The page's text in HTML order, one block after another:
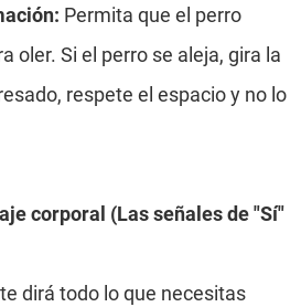
Permita que el perro
oler. Si el perro se aleja, gira la
respete el espacio y no lo
corporal (Las señales de "Sí"
dirá todo lo que necesitas